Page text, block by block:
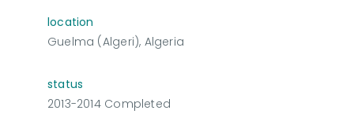
location
Guelma (Algeri), Algeria
status
2013-2014 Completed